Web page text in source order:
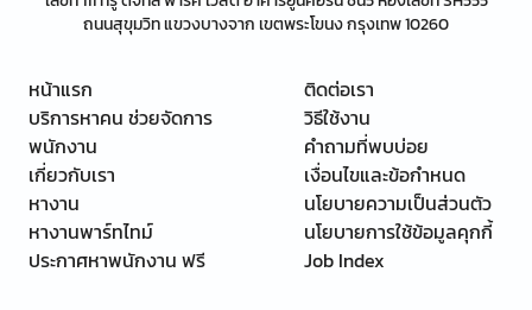
ถนนสุขุมวิท แขวงบางจาก เขตพระโขนง กรุงเทพ 10260
หน้าแรก
บริการหาคน ช่วยจัดการ
พนักงาน
เกี่ยวกับเรา
หางาน
หางานพาร์ทไทม์
ประกาศหาพนักงาน ฟรี
ติดต่อเรา
วิธีใช้งาน
คำถามที่พบบ่อย
เงื่อนไขและข้อกำหนด
นโยบายความเป็นส่วนตัว
นโยบายการใช้ข้อมูลคุกกี้
Job Index